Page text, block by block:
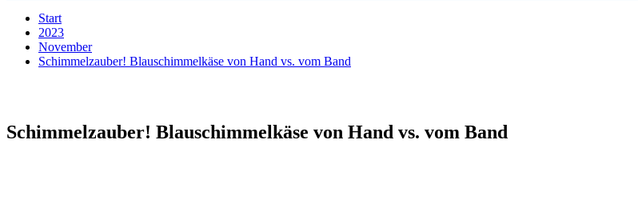
Start
2023
November
Schimmelzauber! Blauschimmelkäse von Hand vs. vom Band
Schimmelzauber! Blauschimmelkäse von Hand vs. vom Band